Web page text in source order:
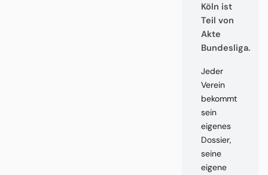
Köln ist
Teil von
Akte
Bundesliga.
Jeder
Verein
bekommt
sein
eigenes
Dossier,
seine
eigene